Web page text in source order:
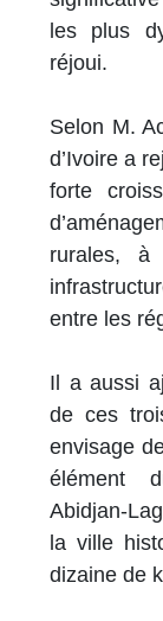
les plus
réjoui.
Selon M.
d’Ivoire a
forte
rurales, à
entre les
Il a aussi
de ces
envisage
élément
Abidjan-
la ville
dizaine de